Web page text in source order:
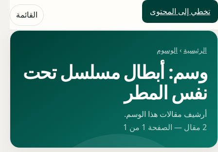
تخطي إلى المحتوى
حلول العالم القائمة
الرئيسية › الوسوم
وسم: أبطال مسلسل تحت
نفس المطر
أرشيف مقالات هذا الوسم.
2 مقال — الصفحة 1 من 1